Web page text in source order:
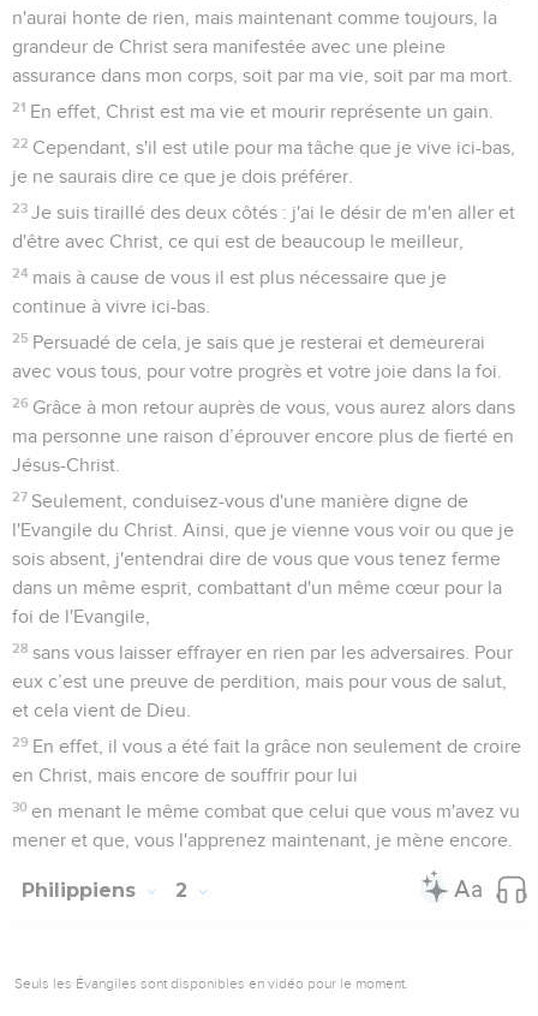
n'aurai honte de rien, mais maintenant comme toujours, la
grandeur de Christ sera manifestée avec une pleine
assurance dans mon corps, soit par ma vie, soit par ma mort.
21 En effet, Christ est ma vie et mourir représente un gain.
22 Cependant, s'il est utile pour ma tâche que je vive ici-bas,
je ne saurais dire ce que je dois préférer.
23 Je suis tiraillé des deux côtés : j'ai le désir de m'en aller et
d'être avec Christ, ce qui est de beaucoup le meilleur,
24 mais à cause de vous il est plus nécessaire que je
continue à vivre ici-bas.
25 Persuadé de cela, je sais que je resterai et demeurerai
avec vous tous, pour votre progrès et votre joie dans la foi.
26 Grâce à mon retour auprès de vous, vous aurez alors dans
ma personne une raison d’éprouver encore plus de fierté en
Jésus-Christ.
27 Seulement, conduisez-vous d'une manière digne de
l'Evangile du Christ. Ainsi, que je vienne vous voir ou que je
sois absent, j'entendrai dire de vous que vous tenez ferme
dans un même esprit, combattant d'un même cœur pour la
foi de l'Evangile,
28 sans vous laisser effrayer en rien par les adversaires. Pour
eux c’est une preuve de perdition, mais pour vous de salut,
et cela vient de Dieu.
29 En effet, il vous a été fait la grâce non seulement de croire
en Christ, mais encore de souffrir pour lui
30 en menant le même combat que celui que vous m'avez vu
mener et que, vous l'apprenez maintenant, je mène encore.
Philippiens 2
Seuls les Évangiles sont disponibles en vidéo pour le moment.